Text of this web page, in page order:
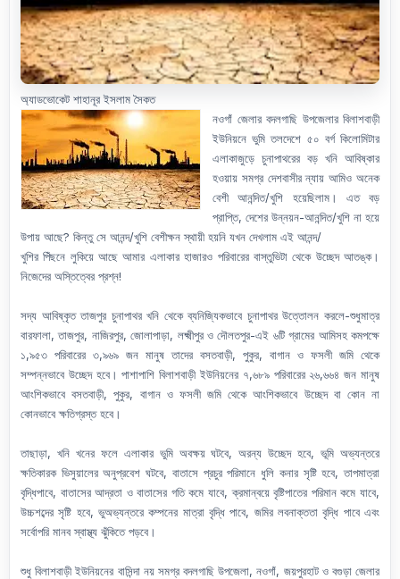
অ্যাডভোকেট শাহানূর ইসলাম সৈকত
নওগাঁ জেলার বদলগাছি উপজেলার বিলাশবাড়ী
ইউনিয়নে ভুমি তলদেশে ৫০ বর্গ কিলোমিটার
এলাকাজুড়ে চুনাপাথরের বড় খনি আবিষ্কার
হওয়ায় সমগ্র দেশবাসীর ন্যায় আমিও অনেক
বেশী আনন্দিত/খুশি হয়েছিলাম। এত বড়
প্রাপ্তি, দেশের উন্নয়ন-আনন্দিত/খুশি না হয়ে
উপায় আছে? কিন্তু সে আনন্দ/খুশি বেশীক্ষন স্থায়ী হয়নি যখন দেখলাম এই আনন্দ/
খুশির পিঁছনে লুকিয়ে আছে আমার এলাকার হাজারও পরিবারের বাস্তুভিটা থেকে উচ্ছেদ আতঙ্ক।
নিজেদের অস্তিত্বের প্রশ্ন!
সদ্য আবিষ্কৃত তাজপুর চুনাপাথর খনি থেকে ব্যনিজ্যিকভাবে চুনাপাথর উত্তোলন করলে-শুধুমাত্র
বারফালা, তাজপুর, নাজিরপুর, জোলাপাড়া, লক্ষ্মীপুর ও দৌলতপুর-এই ৬টি গ্রামের আমিসহ কমপক্ষে
১,৯৫৩ পরিবারের ৩,৯৬৯ জন মানুষ তাদের বসতবাড়ী, পুকুর, বাগান ও ফসলী জমি থেকে
সম্পন্নভাবে উচ্ছেদ হবে। পাশাপাশি বিলাশবাড়ী ইউনিয়নের ৭,৬৮৯ পরিবারের ২৬,৬৬৪ জন মানুষ
আংশিকভাবে বসতবাড়ী, পুকুর, বাগান ও ফসলী জমি থেকে আংশিকভাবে উচ্ছেদ বা কোন না
কোনভাবে ক্ষতিগ্রস্ত হবে।
তাছাড়া, খনি খনের ফলে এলাকার ভুমি অবক্ষয় ঘটবে, অরন্য উচ্ছেদ হবে, ভূমি অভ্যন্তরে
ক্ষতিকারক ভিসুয়ালের অনুপ্রবেশ ঘটবে, বাতাসে প্রচুর পরিমানে ধুলি কনার সৃষ্টি হবে, তাপমাত্রা
বৃদ্ধিপাবে, বাতাসের আদ্রতা ও বাতাসের গতি কমে যাবে, ক্রমান্বয়ে বৃষ্টিপাতের পরিমান কমে যাবে,
উচ্চশব্দের সৃষ্টি হবে, ভুঅভ্যন্তরে কম্পনের মাত্রা বৃদ্ধি পাবে, জমির লবনাক্ততা বৃদ্ধি পাবে এবং
সর্বোপরি মানব স্বাস্থ্য ঝুঁকিতে পড়বে।
শুধু বিলাশবাড়ী ইউনিয়নের বাসিন্দা নয় সমগ্র বদলগাছি উপজেলা, নওগাঁ, জয়পুরহাট ও বগুড়া জেলার